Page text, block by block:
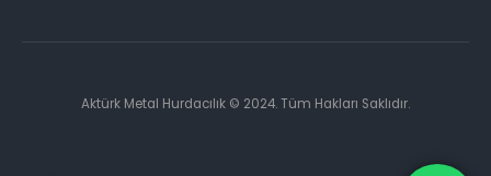
Aktürk Metal Hurdacılık © 2024. Tüm Hakları Saklıdır.